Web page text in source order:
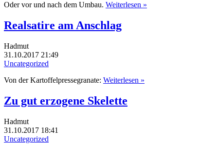
Oder vor und nach dem Umbau. Weiterlesen »
Realsatire am Anschlag
Hadmut
31.10.2017 21:49
Uncategorized
Von der Kartoffelpressegranate: Weiterlesen »
Zu gut erzogene Skelette
Hadmut
31.10.2017 18:41
Uncategorized